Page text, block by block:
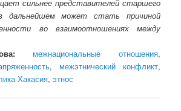
сильнее представителей старшего
дальнейшем может стать причиной
во взаимоотношениях между
межнациональные отношения,
, межэтнический конфликт,
Хакасия,этнос